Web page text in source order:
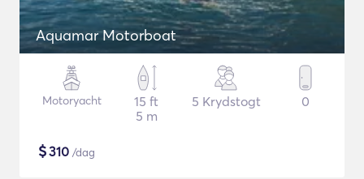
Aquamar Motorboat
Motoryacht
15 ft
5 m
5 Krydstogt 0
$310 /dag